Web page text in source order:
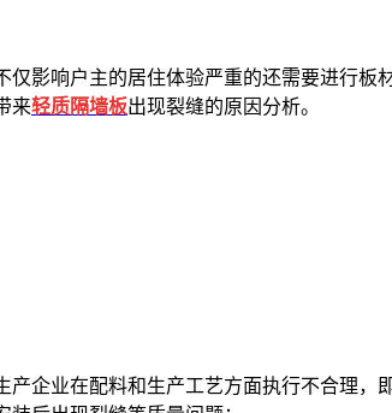
影响户主的居住体验严重的还需要进行
来轻质隔墙板出现裂缝的原因分析。
企业在配料和生产工艺方面执行不合理